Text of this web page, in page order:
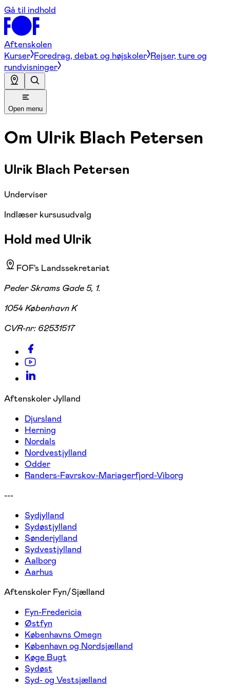
Gå til indhold
Aftenskolen
Kurser Foredrag, debat og højskoler Rejser, ture og
rundvisninger
Open menu
Om Ulrik Blach Petersen
Ulrik Blach Petersen
Underviser
Indlæser kursusudvalg
Hold med Ulrik
FOF's Landssekretariat
Peder Skrams Gade 5, 1.
1054 København K
CVR-nr: 62531517
Aftenskoler Jylland
Djursland
Herning
Nordals
Nordvestjylland
Odder
Randers-Favrskov-Mariagerfjord-Viborg
---
Sydjylland
Sydøstjylland
Sønderjylland
Sydvestjylland
Aalborg
Aarhus
Aftenskoler Fyn/Sjælland
Fyn-Fredericia
Østfyn
Københavns Omegn
København og Nordsjælland
Køge Bugt
Sydøst
Syd- og Vestsjælland